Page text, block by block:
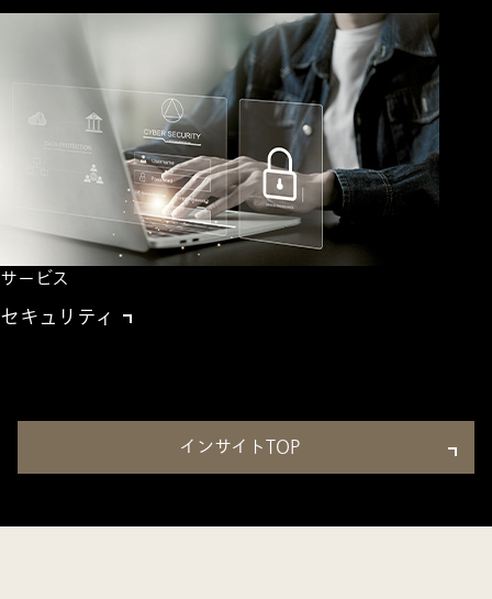
サービス
セキュリティ
インサイトTOP